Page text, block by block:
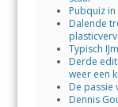
Pubquiz
Dalende
Typisch
Derde
weer een
De passie
Dennis